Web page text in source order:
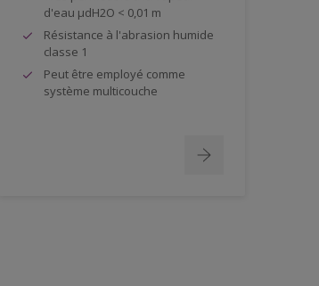
d'eau µdH2O < 0,01 m
Résistance à l'abrasion humide
classe 1
Peut être employé comme
système multicouche